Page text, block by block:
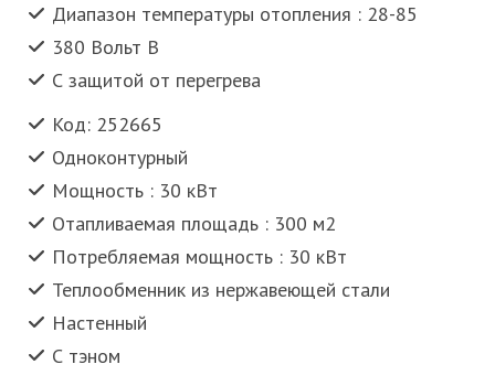
Диапазон температуры отопления : 28-85
380 Вольт В
С защитой от перегрева
Код: 252665
Одноконтурный
Мощность : 30 кВт
Отапливаемая площадь : 300 м2
Потребляемая мощность : 30 кВт
Теплообменник из нержавеющей стали
Настенный
С тэном